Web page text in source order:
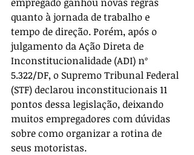
quanto à jornada de trabalho e
tempo de direção. Porém, após o
julgamento da Ação Direta de
Inconstitucionalidade (ADI) nº
5.322/DF, o Supremo Tribunal Federal
(STF) declarou inconstitucionais 11
pontos dessa legislação, deixando
muitos empregadores com dúvidas
sobre como organizar a rotina de
seus motoristas.